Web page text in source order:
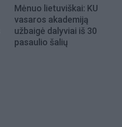
Mėnuo lietuviškai: KU
vasaros akademiją
užbaigė dalyviai iš 30
pasaulio šalių